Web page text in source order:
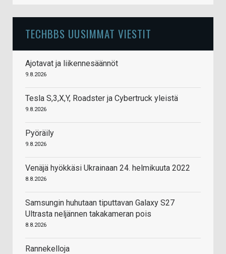
TECHBBS UUSIMMAT VIESTIT
Ajotavat ja liikennesäännöt
9.8.2026
Tesla S,3,X,Y, Roadster ja Cybertruck yleistä
9.8.2026
Pyöräily
9.8.2026
Venäjä hyökkäsi Ukrainaan 24. helmikuuta 2022
8.8.2026
Samsungin huhutaan tiputtavan Galaxy S27
Ultrasta neljännen takakameran pois
8.8.2026
Rannekelloja